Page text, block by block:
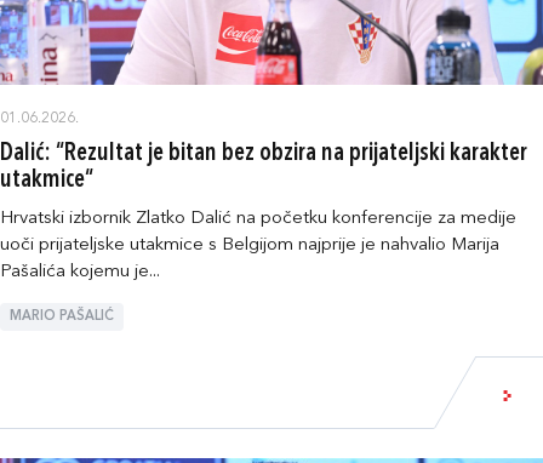
01.06.2026.
Dalić: “Rezultat je bitan bez obzira na prijateljski karakter
utakmice“
Hrvatski izbornik Zlatko Dalić na početku konferencije za medije
uoči prijateljske utakmice s Belgijom najprije je nahvalio Marija
Pašalića kojemu je...
MARIO PAŠALIĆ